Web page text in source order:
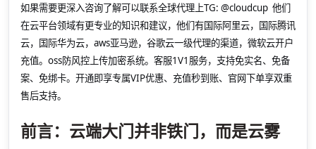
如果需要更深入咨询了解可以联系全球代理上TG: @cloudcup 他们
在云平台领域有更专业的知识和建议，他们有国际阿里云，国际腾讯
云，国际华为云，aws亚马逊，谷歌云一级代理的渠道，微软云开户
充值。oss防风控上传加密系统。客服1V1服务，支持免实名、免备
案、免绑卡。开通即享专属VIP优惠、充值秒到账、官网下单享双重
售后支持。
前言：云端大门并非铁门，而是云雾